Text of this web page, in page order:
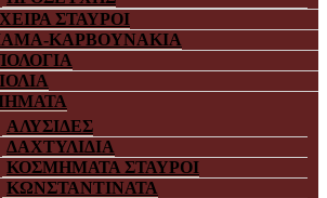
ΣΤΑΥΡΟΙ
ΚΑΡΒΟΥΝΑΚΙΑ
ΑΛΥΣΙΔΕΣ
ΔΑΧΤΥΛΙΔΙΑ
ΚΟΣΜΗΜΑΤΑ ΣΤΑΥΡΟΙ
ΚΩΝΣΤΑΝΤΙΝΑΤΑ